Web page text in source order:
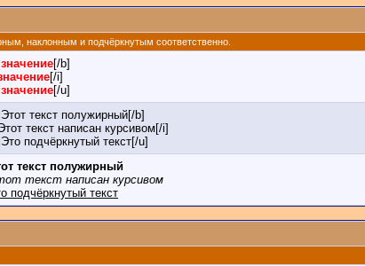
наклонным и подчёркнутым соответственно.
значение[/b]
[/i]
значение[/u]
текст полужирный[/b]
текст написан курсивом[/i]
подчёркнутый текст[/u]
текст полужирный
текст написан курсивом
подчёркнутый текст